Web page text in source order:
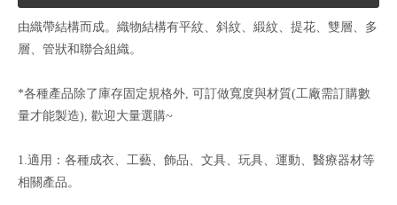
由織帶結構而成。織物結構有平紋、斜紋、緞紋、提花、雙層、多
層、管狀和聯合組織。
*各種產品除了庫存固定規格外, 可訂做寬度與材質(工廠需訂購數
量才能製造), 歡迎大量選購~
1.適用：各種成衣、工藝、飾品、文具、玩具、運動、醫療器材等
相關產品。